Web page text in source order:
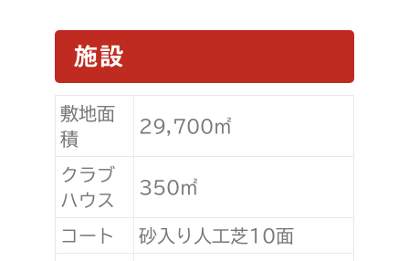
施設
敷地面
積
29,700㎡
クラブ
ハウス
350㎡
コート
砂入り人工芝10面